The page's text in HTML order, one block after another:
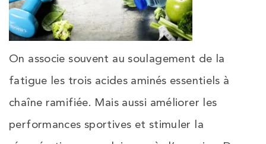
On associe souvent au soulagement de la
fatigue les trois acides aminés essentiels à
chaîne ramifiée. Mais aussi améliorer les
performances sportives et stimuler la